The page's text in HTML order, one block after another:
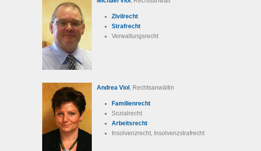
Zivilrecht
Strafrecht
Verwaltungsrecht
Andrea Viol , Rechtsanwältin
Familienrecht
Sozialrecht
Arbeitsrecht
Insolvenzrecht, Insolvenzstrafrecht